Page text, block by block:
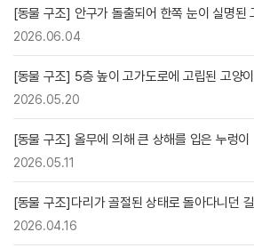
[동물 구조] 안구가 돌출되어 한쪽 눈이 실명된
2026.06.04
[동물 구조] 5층 높이 고가도로에 고립된 고양이
2026.05.20
[동물 구조] 올무에 의해 큰 상해를 입은 누렁이
2026.05.11
[동물 구조]다리가 골절된 상태로 돌아다니던 길
2026.04.16